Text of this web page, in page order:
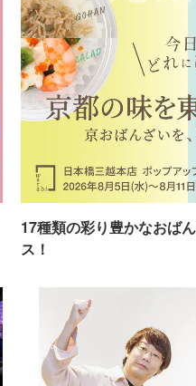
17種類の彩り豊かなおば
ス！